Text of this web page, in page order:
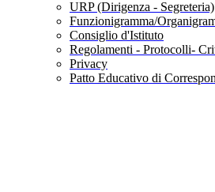
URP (Dirigenza - Segreteria)
Funzionigramma/
Consiglio d'Istituto
Regolamenti - Protocolli-
Privacy
Patto Educativo di